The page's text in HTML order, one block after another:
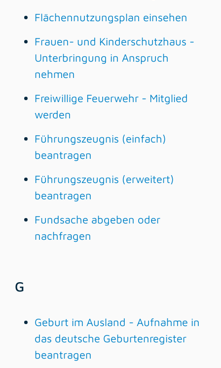
Flächennutzungsplan einsehen
Frauen- und Kinderschutzhaus -
Unterbringung in Anspruch
nehmen
Freiwillige Feuerwehr - Mitglied
werden
Führungszeugnis (einfach)
beantragen
Führungszeugnis (erweitert)
beantragen
Fundsache abgeben oder
nachfragen
G
Geburt im Ausland - Aufnahme in
das deutsche Geburtenregister
beantragen